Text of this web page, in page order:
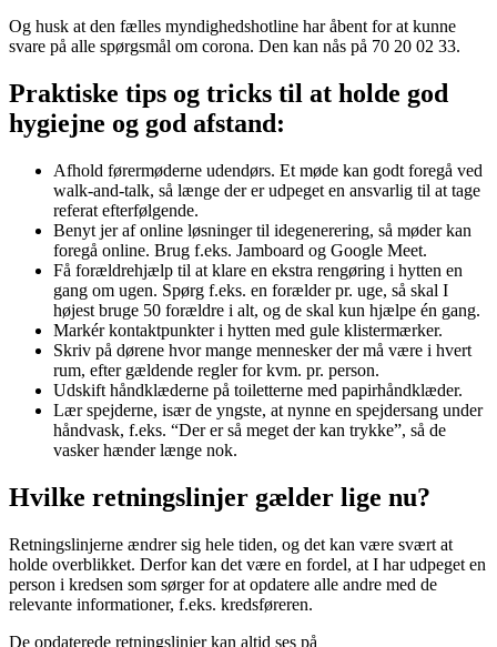
Og husk at den fælles myndighedshotline har åbent for at kunne
svare på alle spørgsmål om corona. Den kan nås på 70 20 02 33.
Praktiske tips og tricks til at holde god
hygiejne og god afstand:
Afhold førermøderne udendørs. Et møde kan godt foregå ved
walk-and-talk, så længe der er udpeget en ansvarlig til at tage
referat efterfølgende.
Benyt jer af online løsninger til idegenerering, så møder kan
foregå online. Brug f.eks. Jamboard og Google Meet.
Få forældrehjælp til at klare en ekstra rengøring i hytten en
gang om ugen. Spørg f.eks. en forælder pr. uge, så skal I
højest bruge 50 forældre i alt, og de skal kun hjælpe én gang.
Markér kontaktpunkter i hytten med gule klistermærker.
Skriv på dørene hvor mange mennesker der må være i hvert
rum, efter gældende regler for kvm. pr. person.
Udskift håndklæderne på toiletterne med papirhåndklæder.
Lær spejderne, især de yngste, at nynne en spejdersang under
håndvask, f.eks. “Der er så meget der kan trykke”, så de
vasker hænder længe nok.
Hvilke retningslinjer gælder lige nu?
Retningslinjerne ændrer sig hele tiden, og det kan være svært at
holde overblikket. Derfor kan det være en fordel, at I har udpeget en
person i kredsen som sørger for at opdatere alle andre med de
relevante informationer, f.eks. kredsføreren.
De opdaterede retningslinjer kan altid ses på